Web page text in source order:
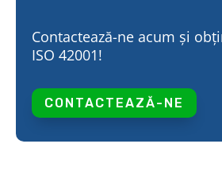
Contactează-ne acum și
ISO 42001!
CONTACTEAZĂ-NE